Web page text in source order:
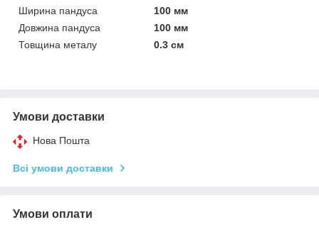
Ширина пандуса
100 мм
Довжина пандуса
100 мм
Товщина металу
0.3 см
Умови доставки
Нова Пошта
Всі умови доставки
Умови оплати